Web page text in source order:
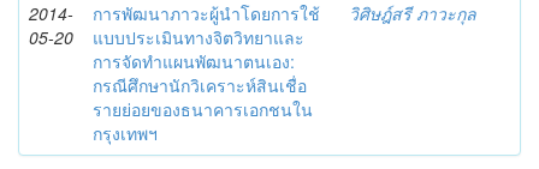
2014-
05-20
การพัฒนาภาวะผู้นำโดยการใช้
แบบประเมินทางจิตวิทยาและ
การจัดทำแผนพัฒนาตนเอง:
กรณีศึกษานักวิเคราะห์สินเชื่อ
รายย่อยของธนาคารเอกชนใน
กรุงเทพฯ
วิศิษฎ์สรี ภาวะกุล